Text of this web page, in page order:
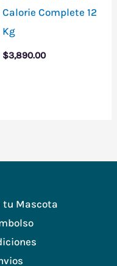
Calorie Complete 12
Kg
$3,890.00
tu Mascota